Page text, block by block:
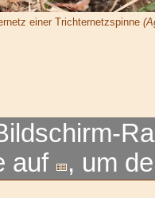
einer Trichternetzspinne
auf
, um